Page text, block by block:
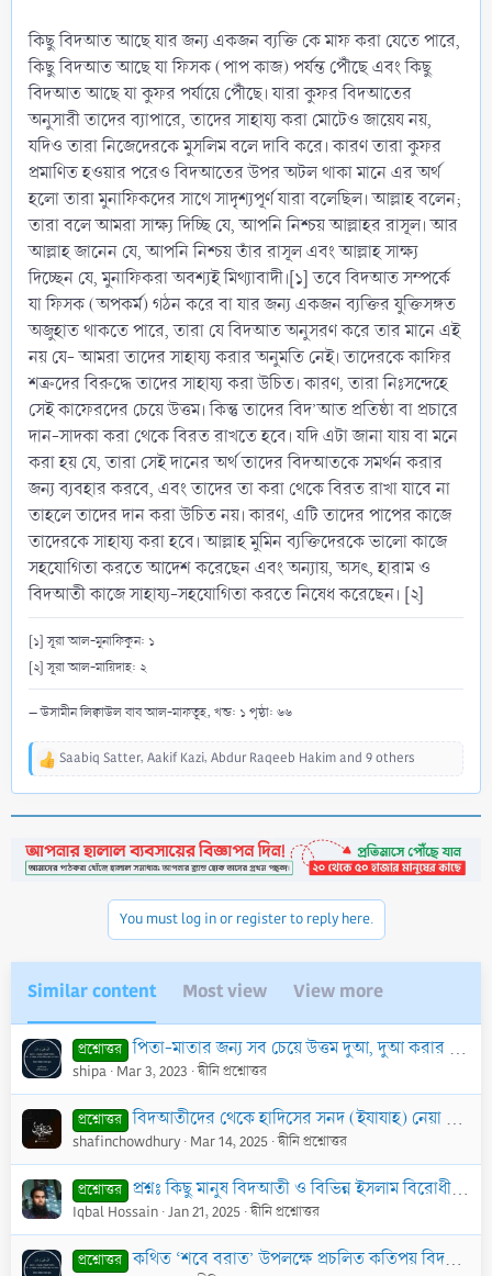
কিছু বিদআত আছে যার জন্য একজন ব্যক্তি কে মাফ করা যেতে পারে,
কিছু বিদআত আছে যা ফিসক (পাপ কাজ) পর্যন্ত পৌঁছে এবং কিছু
বিদআত আছে যা কুফর পর্যায়ে পৌঁছে। যারা কুফর বিদআতের
অনুসারী তাদের ব্যাপারে, তাদের সাহায্য করা মোটেও জায়েয নয়,
যদিও তারা নিজেদেরকে মুসলিম বলে দাবি করে। কারণ তারা কুফর
প্রমাণিত হওয়ার পরেও বিদআতের উপর অটল থাকা মানে এর অর্থ
হলো তারা মুনাফিকদের সাথে সাদৃশ্যপূর্ণ যারা বলেছিল। আল্লাহ বলেন;
তারা বলে আমরা সাক্ষ্য দিচ্ছি যে, আপনি নিশ্চয় আল্লাহর রাসূল। আর
আল্লাহ জানেন যে, আপনি নিশ্চয় তাঁর রাসূল এবং আল্লাহ সাক্ষ্য
দিচ্ছেন যে, মুনাফিকরা অবশ্যই মিথ্যাবাদী।[১] তবে বিদআত সম্পর্কে
যা ফিসক (অপকর্ম) গঠন করে বা যার জন্য একজন ব্যক্তির যুক্তিসঙ্গত
অজুহাত থাকতে পারে, তারা যে বিদআত অনুসরণ করে তার মানে এই
নয় যে- আমরা তাদের সাহায্য করার অনুমতি নেই। তাদেরকে কাফির
শত্রুদের বিরুদ্ধে তাদের সাহায্য করা উচিত। কারণ, তারা নিঃসন্দেহে
সেই কাফেরদের চেয়ে উত্তম। কিন্তু তাদের বিদ’আত প্রতিষ্ঠা বা প্রচারে
দান-সাদকা করা থেকে বিরত রাখতে হবে। যদি এটা জানা যায় বা মনে
করা হয় যে, তারা সেই দানের অর্থ তাদের বিদআতকে সমর্থন করার
জন্য ব্যবহার করবে, এবং তাদের তা করা থেকে বিরত রাখা যাবে না
তাহলে তাদের দান করা উচিত নয়। কারণ, এটি তাদের পাপের কাজে
তাদেরকে সাহায্য করা হবে। আল্লাহ মুমিন ব্যক্তিদেরকে ভালো কাজে
সহযোগিতা করতে আদেশ করেছেন এবং অন্যায়, অসৎ, হারাম ও
বিদআতী কাজে সাহায্য-সহযোগিতা করতে নিষেধ করেছেন। [২]
[১] সূরা আল-মুনাফিকুন: ১
[২] সূরা আল-মায়িদাহ: ২
– উসামীন লিক্বাউল বাব আল-মাফতূহ, খন্ড: ১ পৃষ্ঠা: ৬৬
R
t
i
Saabiq Satter, Aakif Kazi, Abdur Raqeeb Hakimand 9 others
You must log in or register to reply here.
Similar content Most view View more
প্রশ্নোত্তর পিতা-মাতার জন্য সব চেয়ে উত্তম দুআ, দুআ করার সঠিক পদ্ধতি এবং এ ক্ষেত্রে বিদআতী কার্যক্রম
shipa Mar 3, 2023 দ্বীনি প্রশ্নোত্তর
প্রশ্নোত্তর বিদআতীদের থেকে হাদিসের সনদ (ইযাযাহ) নেয়া যাবে কি?
shafinchowdhury Mar 14, 2025 দ্বীনি প্রশ্নোত্তর
প্রশ্নোত্তর প্রশ্নঃ কিছু মানুষ বিদআতী ও বিভিন্ন ইসলাম বিরোধী দলের সাথে উঠা-বসা করে। এভাবে তারা তাদের সাথে দীর্ঘ বছর কাটিয়ে দেয়। তাদেরকে যখন বলা হয় তোমরা তাদের
Iqbal Hossain Jan 21, 2025 দ্বীনি প্রশ্নোত্তর
প্রশ্নোত্তর কথিত ‘শবে বরাত’ উপলক্ষে প্রচলিত কতিপয় বিদআত